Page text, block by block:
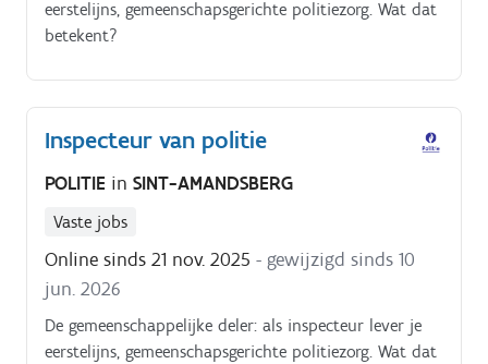
eerstelijns, gemeenschapsgerichte politiezorg. Wat dat
betekent?
Inspecteur van politie
POLITIE in SINT-AMANDSBERG
Vaste jobs
Online sinds 21 nov. 2025 - gewijzigd sinds 10
jun. 2026
De gemeenschappelijke deler: als inspecteur lever je
eerstelijns, gemeenschapsgerichte politiezorg. Wat dat